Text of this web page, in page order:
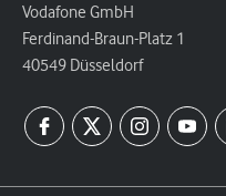
Vodafone GmbH
Ferdinand-Braun-Platz 1
40549 Düsseldorf